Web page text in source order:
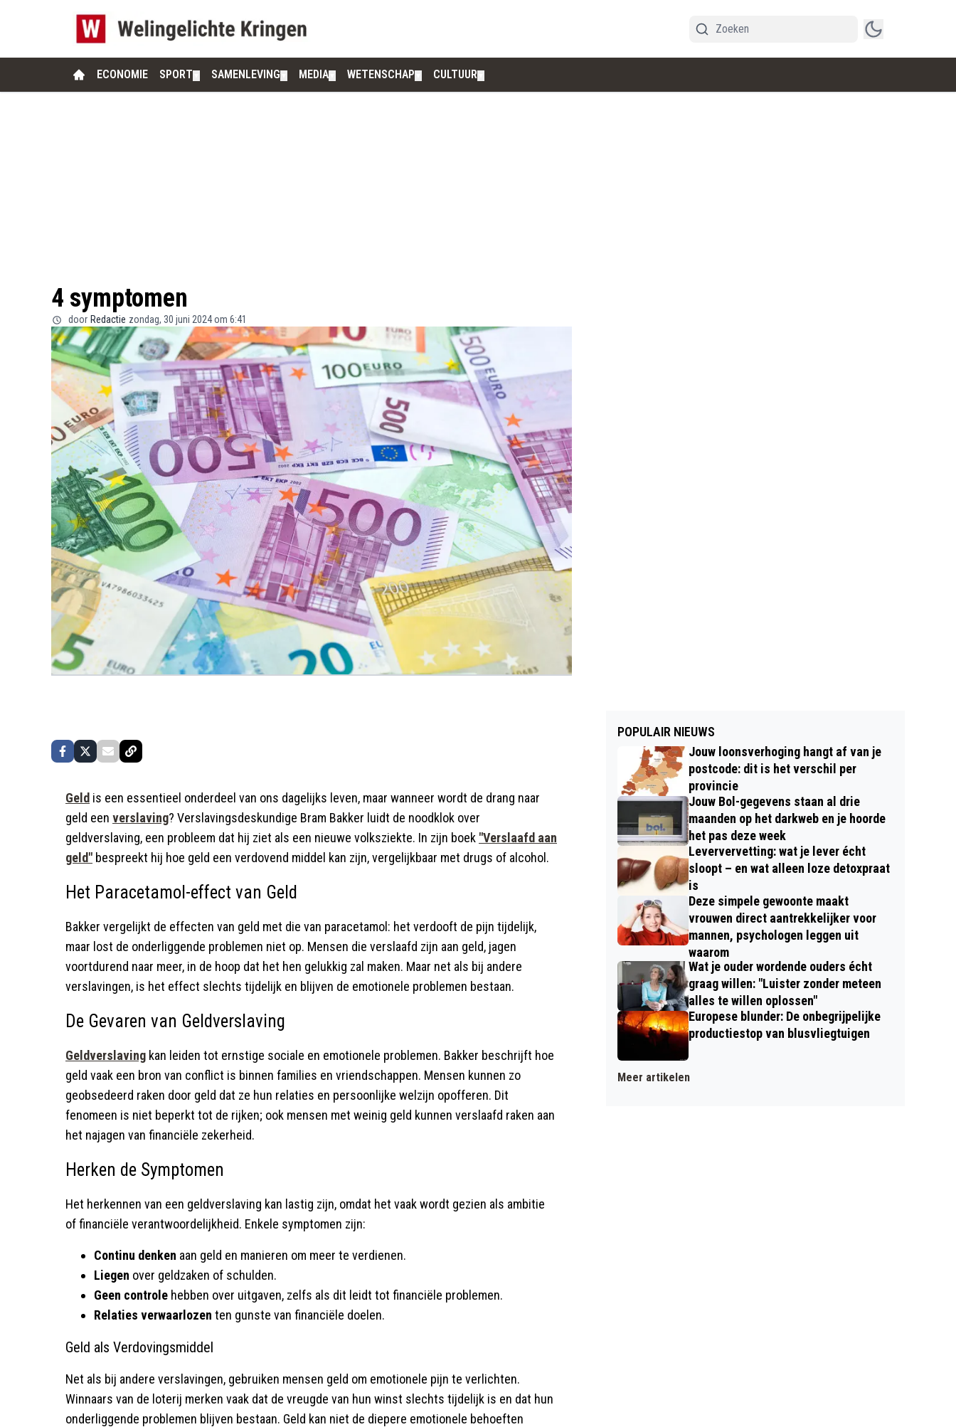
ECONOMIE SPORT SAMENLEVING MEDIA WETENSCHAP CULTUUR
4 symptomen
door Redactie zondag, 30 juni 2024 om 6:41
Geld is een essentieel onderdeel van ons dagelijks leven, maar wanneer wordt de drang naar
geld een verslaving? Verslavingsdeskundige Bram Bakker luidt de noodklok over
geldverslaving, een probleem dat hij ziet als een nieuwe volksziekte. In zijn boek "Verslaafd aan
geld" bespreekt hij hoe geld een verdovend middel kan zijn, vergelijkbaar met drugs of alcohol.
Het Paracetamol-effect van Geld
Bakker vergelijkt de effecten van geld met die van paracetamol: het verdooft de pijn tijdelijk,
maar lost de onderliggende problemen niet op. Mensen die verslaafd zijn aan geld, jagen
voortdurend naar meer, in de hoop dat het hen gelukkig zal maken. Maar net als bij andere
verslavingen, is het effect slechts tijdelijk en blijven de emotionele problemen bestaan.
De Gevaren van Geldverslaving
Geldverslaving kan leiden tot ernstige sociale en emotionele problemen. Bakker beschrijft hoe
geld vaak een bron van conflict is binnen families en vriendschappen. Mensen kunnen zo
geobsedeerd raken door geld dat ze hun relaties en persoonlijke welzijn opofferen. Dit
fenomeen is niet beperkt tot de rijken; ook mensen met weinig geld kunnen verslaafd raken aan
het najagen van financiële zekerheid.
Herken de Symptomen
Het herkennen van een geldverslaving kan lastig zijn, omdat het vaak wordt gezien als ambitie
of financiële verantwoordelijkheid. Enkele symptomen zijn:
Continu denken aan geld en manieren om meer te verdienen.
Liegen over geldzaken of schulden.
Geen controle hebben over uitgaven, zelfs als dit leidt tot financiële problemen.
Relaties verwaarlozen ten gunste van financiële doelen.
Geld als Verdovingsmiddel
Net als bij andere verslavingen, gebruiken mensen geld om emotionele pijn te verlichten.
Winnaars van de loterij merken vaak dat de vreugde van hun winst slechts tijdelijk is en dat hun
onderliggende problemen blijven bestaan. Geld kan niet de diepere emotionele behoeften
POPULAIR NIEUWS
Jouw loonsverhoging hangt af van je
postcode: dit is het verschil per
provincie
Jouw Bol-gegevens staan al drie
maanden op het darkweb en je hoorde
het pas deze week
Leververvetting: wat je lever écht
sloopt – en wat alleen loze detoxpraat
is
Deze simpele gewoonte maakt
vrouwen direct aantrekkelijker voor
mannen, psychologen leggen uit
waarom
Wat je ouder wordende ouders écht
graag willen: "Luister zonder meteen
alles te willen oplossen"
Europese blunder: De onbegrijpelijke
productiestop van blusvliegtuigen
Meer artikelen